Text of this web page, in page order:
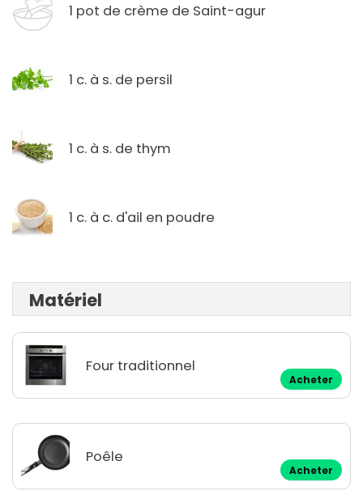
1 pot de crème de Saint-agur
1 c. à s. de persil
1 c. à s. de thym
1 c. à c. d'ail en poudre
Matériel
Four traditionnel
Acheter
Poêle
Acheter